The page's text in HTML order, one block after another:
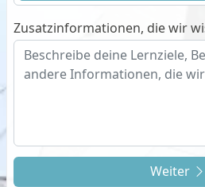
Zusatzinformationen, die wir
Weiter